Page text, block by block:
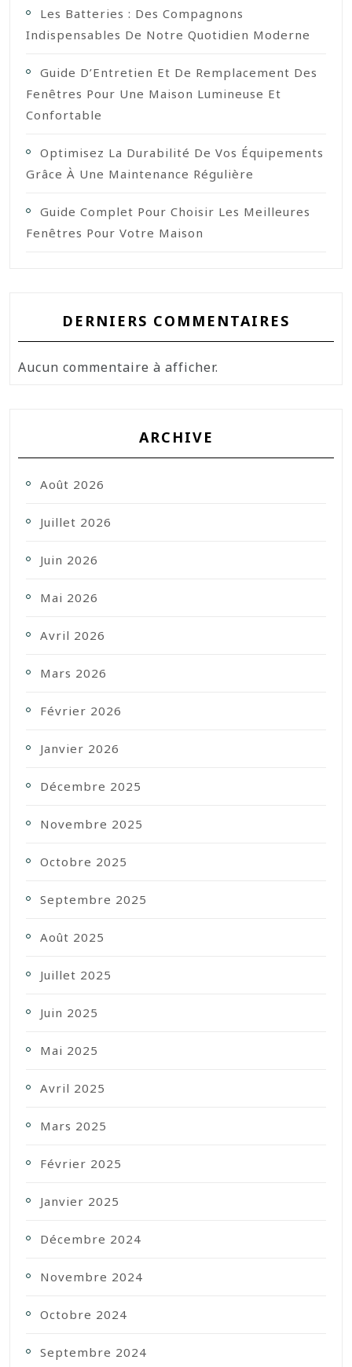
Les Batteries : Des Compagnons
Indispensables De Notre Quotidien Moderne
Guide D’Entretien Et De Remplacement Des
Fenêtres Pour Une Maison Lumineuse Et
Confortable
Optimisez La Durabilité De Vos Équipements
Grâce À Une Maintenance Régulière
Guide Complet Pour Choisir Les Meilleures
Fenêtres Pour Votre Maison
DERNIERS COMMENTAIRES
Aucun commentaire à afficher.
ARCHIVE
Août 2026
Juillet 2026
Juin 2026
Mai 2026
Avril 2026
Mars 2026
Février 2026
Janvier 2026
Décembre 2025
Novembre 2025
Octobre 2025
Septembre 2025
Août 2025
Juillet 2025
Juin 2025
Mai 2025
Avril 2025
Mars 2025
Février 2025
Janvier 2025
Décembre 2024
Novembre 2024
Octobre 2024
Septembre 2024